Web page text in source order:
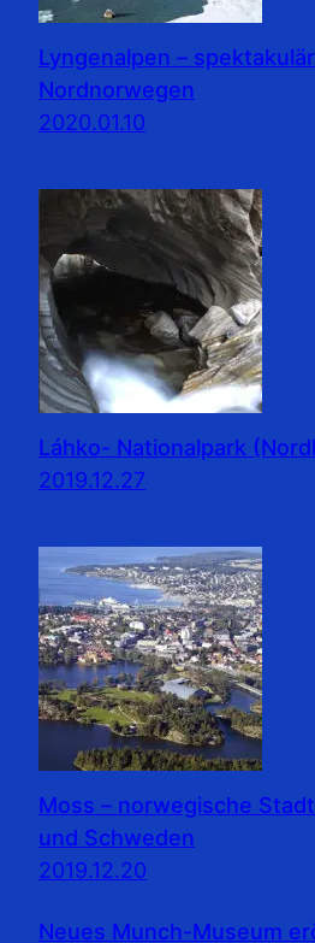
Lyngenalpen –
Nordnorwegen
2020.01.10
Láhko- Nationalpark
2019.12.27
Moss – norwegische
und Schweden
2019.12.20
Neues Munch-Museum